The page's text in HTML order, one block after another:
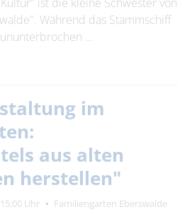
Während das Stammschiff
…
im
aus alten
herstellen"
Uhr
Familiengarten Eberswalde